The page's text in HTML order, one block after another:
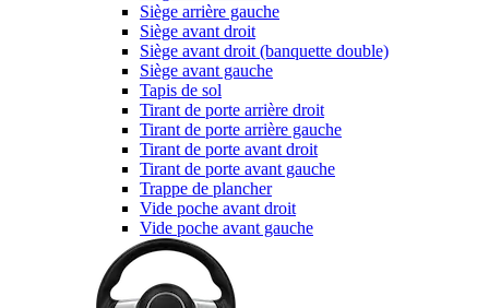
Siège arrière gauche
Siège avant droit
Siège avant droit (banquette double)
Siège avant gauche
Tapis de sol
Tirant de porte arrière droit
Tirant de porte arrière gauche
Tirant de porte avant droit
Tirant de porte avant gauche
Trappe de plancher
Vide poche avant droit
Vide poche avant gauche